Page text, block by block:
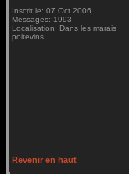
Inscrit le: 07 Oct 2006
Messages: 1993
Localisation: Dans les marais
poitevins
Revenir en haut